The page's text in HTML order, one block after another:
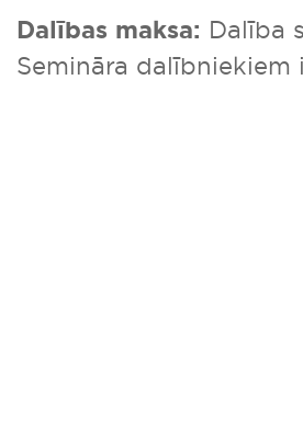
Dalības maksa: Dalība
Semināra